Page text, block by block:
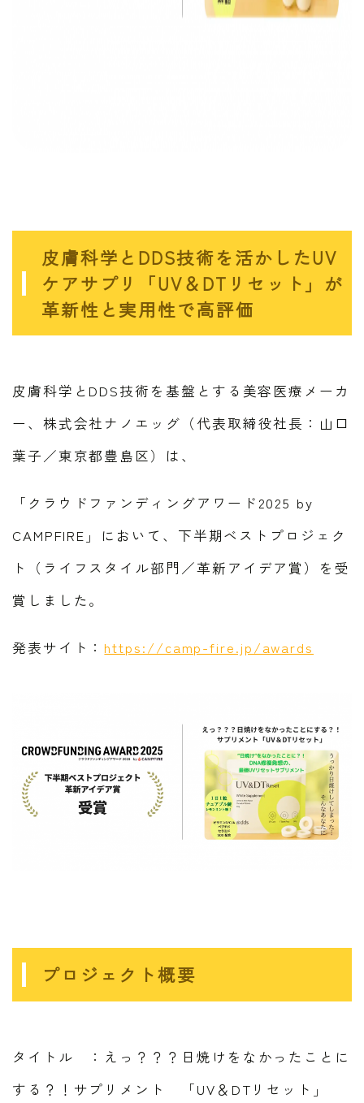
皮膚科学とDDS技術を活かしたUV
ケアサプリ「UV＆DTリセット」が
革新性と実用性で高評価
皮膚科学とDDS技術を基盤とする美容医療メーカ
ー、株式会社ナノエッグ（代表取締役社長：山口
葉子／東京都豊島区）は、
「クラウドファンディングアワード2025 by
CAMPFIRE」において、下半期ベストプロジェク
ト（ライフスタイル部門／革新アイデア賞）を受
賞しました。
発表サイト：https://camp-fire.jp/awards
プロジェクト概要
タイトル ：えっ？？？日焼けをなかったことに
する？！サプリメント 「UV＆DTリセット」